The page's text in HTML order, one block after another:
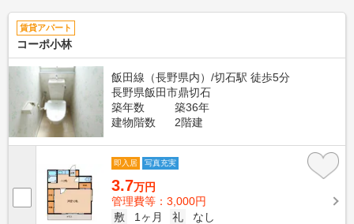
賃貸アパート
コーポ小林
飯田線（長野県内）/切石駅 徒歩5分
長野県飯田市鼎切石
築年数
築36年
建物階数
2階建
即入居 写真充実
3.7万円
管理費等：3,000円
敷
1ヶ月 礼
なし